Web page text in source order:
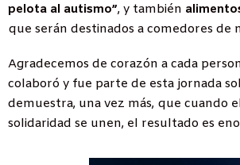
pelota al autismo”, y también
que serán destinados a comedores de
Agradecemos de corazón a cada
colaboró y fue parte de esta jornada
demuestra, una vez más, que cuando
solidaridad se unen, el resultado es